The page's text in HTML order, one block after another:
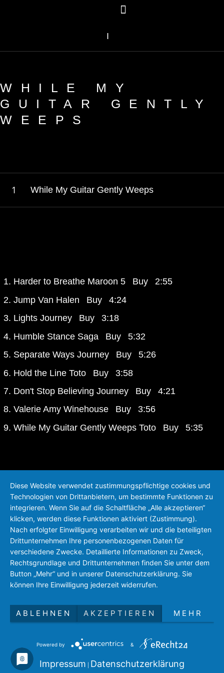
I
WHILE MY
GUITAR GENTLY
WEEPS
While My Guitar Gently Weeps
Harder to Breathe Maroon 5 Buy
2:55
Jump Van Halen Buy
4:24
Lights Journey Buy
3:18
Humble Stance Saga Buy
5:32
Separate Ways Journey Buy
5:26
Hold the Line Toto Buy
3:58
Don't Stop Believing Journey Buy
4:21
Valerie Amy Winehouse Buy
3:56
While My Guitar Gently Weeps Toto Buy 5:35
Diese Website verwendet zustimmungspflichtige cookies und
Technologien von Drittanbietern, um bestimmte Funktionen zu
integrieren. Wenn Sie auf die Schaltfläche „Alle akzeptieren“
klicken, werden diese Funktionen aktiviert (Zustimmung).
Nach erfolgter Einwilligung verarbeiten wir und die beteiligten
Drittunternehmen Ihre personenbezogenen Daten für
verschiedene Zwecke. Detaillierte Informationen zu Zweck,
Rechtsgrundlage und Drittunternehmen finden Sie unter dem
Button „Mehr“ und in unserer Datenschutzerklärung. Sie
können Ihre Einwilligung jederzeit widerrufen.
ABLEHNEN AKZEPTIEREN MEHR
Powered by &
Impressum Datenschutzerklärung